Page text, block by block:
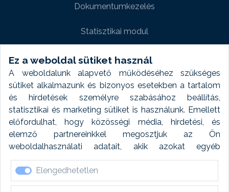
Ez a weboldal sütiket használ
A weboldalunk alapvető működéséhez szükséges
sütiket alkalmazunk és bizonyos esetekben a tartalom
és hirdetések személyre szabásához beállítás,
statisztikai és marketing sütiket is használunk. Emellett
előfordulhat, hogy közösségi média, hirdetési, és
elemző partnereinkkel megosztjuk az Ön
weboldalhasználati adatait, akik azokat egyéb
forrásokból gyűjtött adatokkal kombinálhatják. A sütik
elfogadásával kapcsolatosan naplózást végzünk és
ezen adatokat 6 hónap után automatikusan töröljük. A
Elengedhetetlen
Dokumentumkezelés
Statisztikai modul
Weboldal modul
Fényképtár extra modul
Autómosó modul
Feladatütemezés